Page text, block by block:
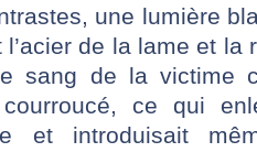
une lumière
l’acier de la lame et la
sang de la victime
ce qui
et introduisait